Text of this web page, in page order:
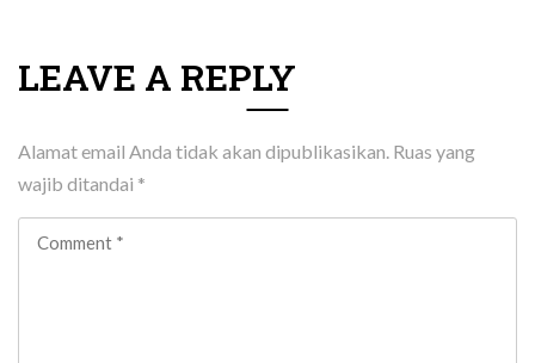
LEAVE A REPLY
Alamat email Anda tidak akan dipublikasikan. Ruas yang
wajib ditandai *